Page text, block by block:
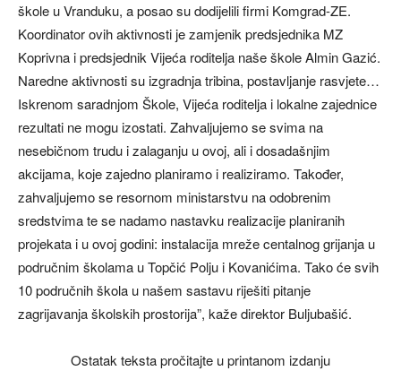
škole u Vranduku, a posao su dodijelili firmi Komgrad-ZE.
Koordinator ovih aktivnosti je zamjenik predsjednika MZ
Koprivna i predsjednik Vijeća roditelja naše škole Almin Gazić.
Naredne aktivnosti su izgradnja tribina, postavljanje rasvjete…
Iskrenom saradnjom Škole, Vijeća roditelja i lokalne zajednice
rezultati ne mogu izostati. Zahvaljujemo se svima na
nesebičnom trudu i zalaganju u ovoj, ali i dosadašnjim
akcijama, koje zajedno planiramo i realiziramo. Također,
zahvaljujemo se resornom ministarstvu na odobrenim
sredstvima te se nadamo nastavku realizacije planiranih
projekata i u ovoj godini: instalacija mreže centalnog grijanja u
područnim školama u Topčić Polju i Kovanićima. Tako će svih
10 područnih škola u našem sastavu riješiti pitanje
zagrijavanja školskih prostorija”, kaže direktor Buljubašić.
Ostatak teksta pročitajte u printanom izdanju